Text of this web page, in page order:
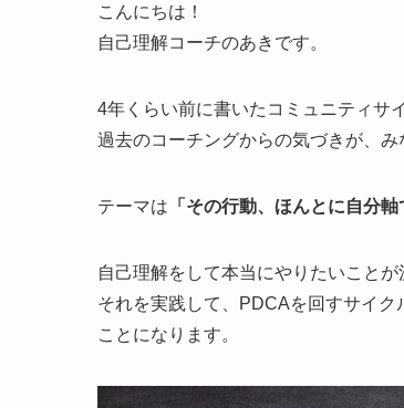
こんにちは！
自己理解コーチのあきです。
4年くらい前に書いたコミュニティサ
過去のコーチングからの気づきが、
テーマは 「その行動、ほんとに自分軸
自己理解をして本当にやりたいこと
それを実践して、PDCAを回すサイク
ことになります。